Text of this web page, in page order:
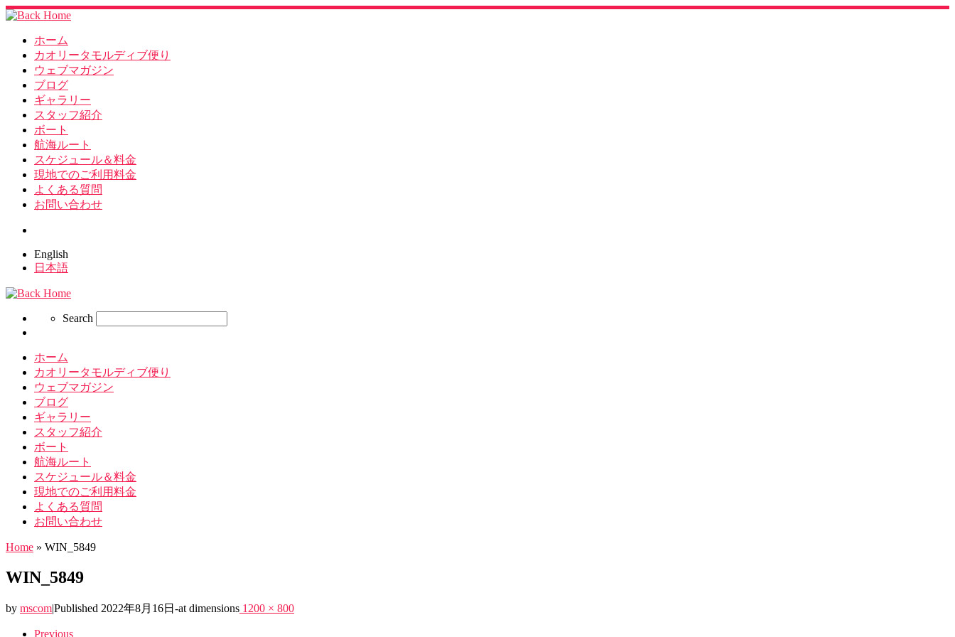
ホーム
カオリータモルディブ便り
ウェブマガジン
ブログ
ギャラリー
スタッフ紹介
ボート
航海ルート
スケジュール＆料金
現地でのご利用料金
よくある質問
お問い合わせ
English
日本語
SearchSearch
ホーム
カオリータモルディブ便り
ウェブマガジン
ブログ
ギャラリー
スタッフ紹介
ボート
航海ルート
スケジュール＆料金
現地でのご利用料金
よくある質問
お問い合わせ
Home » WIN_5849
WIN_5849
by mscom|Published 2022年8月16日 -at dimensions 1200 × 800
Previous